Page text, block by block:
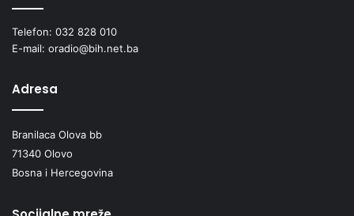
Telefon: 032 828 010
E-mail: oradio@bih.net.ba
Adresa
Branilaca Olova bb
71340 Olovo
Bosna i Hercegovina